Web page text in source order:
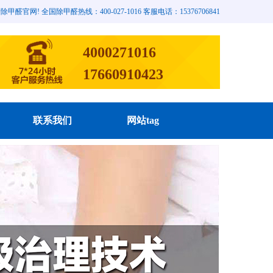
醛官网! 全国除甲醛热线：400-027-1016 客服电话：15376706841
4000271016
17660910423
联系我们 网站tag